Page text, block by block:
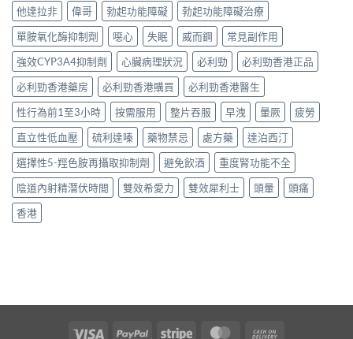
他達拉非
偉哥 勃起功能障礙
勃起功能障礙治療
單胺氧化酶抑制劑
噁心 失眠 威而鋼
常見副作用
強效CYP3A4抑制劑
心臟病理狀況 必利勁
必利勁香港正品
必利勁香港藥房
必利勁香港購買
必利勁香港醫生
性行為前1至3小時
按需服用 整片吞服 早洩 暈厥
疲勞
直立性低血壓
硫利達嗪 藥物禁忌 處方藥
達泊西汀
選擇性5-羥色胺再攝取抑制劑
避免飲酒
重度腎功能不全
陰道內射精潛伏時間
雙效希愛力 雙效犀利士 頭暈
頭痛
香港
Visa PayPal Stripe MasterCard